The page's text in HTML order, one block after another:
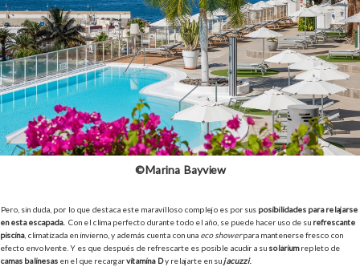
©Marina Bayview
Pero, sin duda, por lo que destaca este maravilloso complejo es por sus posibilidades para relajarse
en esta escapada. Con el clima perfecto durante todo el año, se puede hacer uso de su refrescante
piscina, climatizada en invierno, y además cuenta con una eco showerpara mantenerse fresco con
efecto envolvente. Y es que después de refrescarte es posible acudir a su soláriumrepleto de
camas balinesas en el que recargarvitamina Dy relajarte en sujacuzzi.